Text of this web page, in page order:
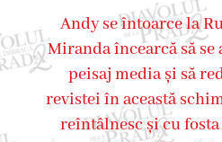
Andy se întoarce la
Miranda încearcă să
peisaj media și să
revistei în această
reîntâlnesc și cu